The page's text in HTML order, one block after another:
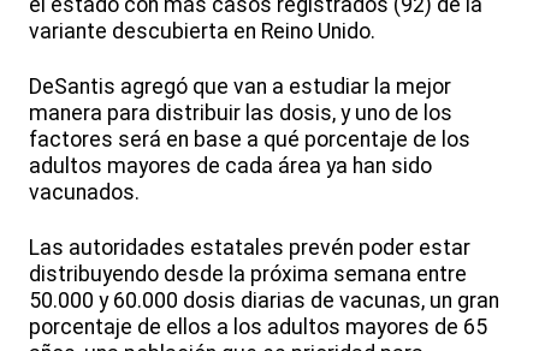
el estado con más casos registrados (92) de la
variante descubierta en Reino Unido.
DeSantis agregó que van a estudiar la mejor
manera para distribuir las dosis, y uno de los
factores será en base a qué porcentaje de los
adultos mayores de cada área ya han sido
vacunados.
Las autoridades estatales prevén poder estar
distribuyendo desde la próxima semana entre
50.000 y 60.000 dosis diarias de vacunas, un gran
porcentaje de ellos a los adultos mayores de 65